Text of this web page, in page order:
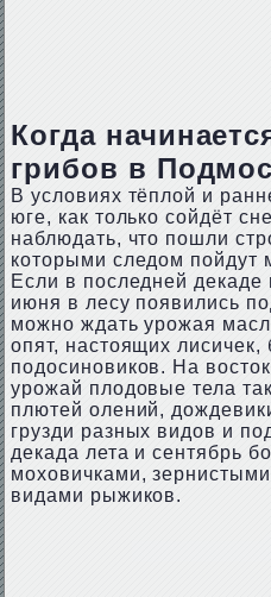
Когда
грибов в
В условиях тёплой и
юге, как только сойдёт
наблюдать, что пошли
которыми следом пойдут
Если в последней
июня в лесу появились
можно ждать урожая
опят, настоящих лисичек,
подосиновиков. На
урожай плодовые тела
плютей олений,
грузди разных видов и
декада лета и сентябрь
моховичками,
видами рыжиков.